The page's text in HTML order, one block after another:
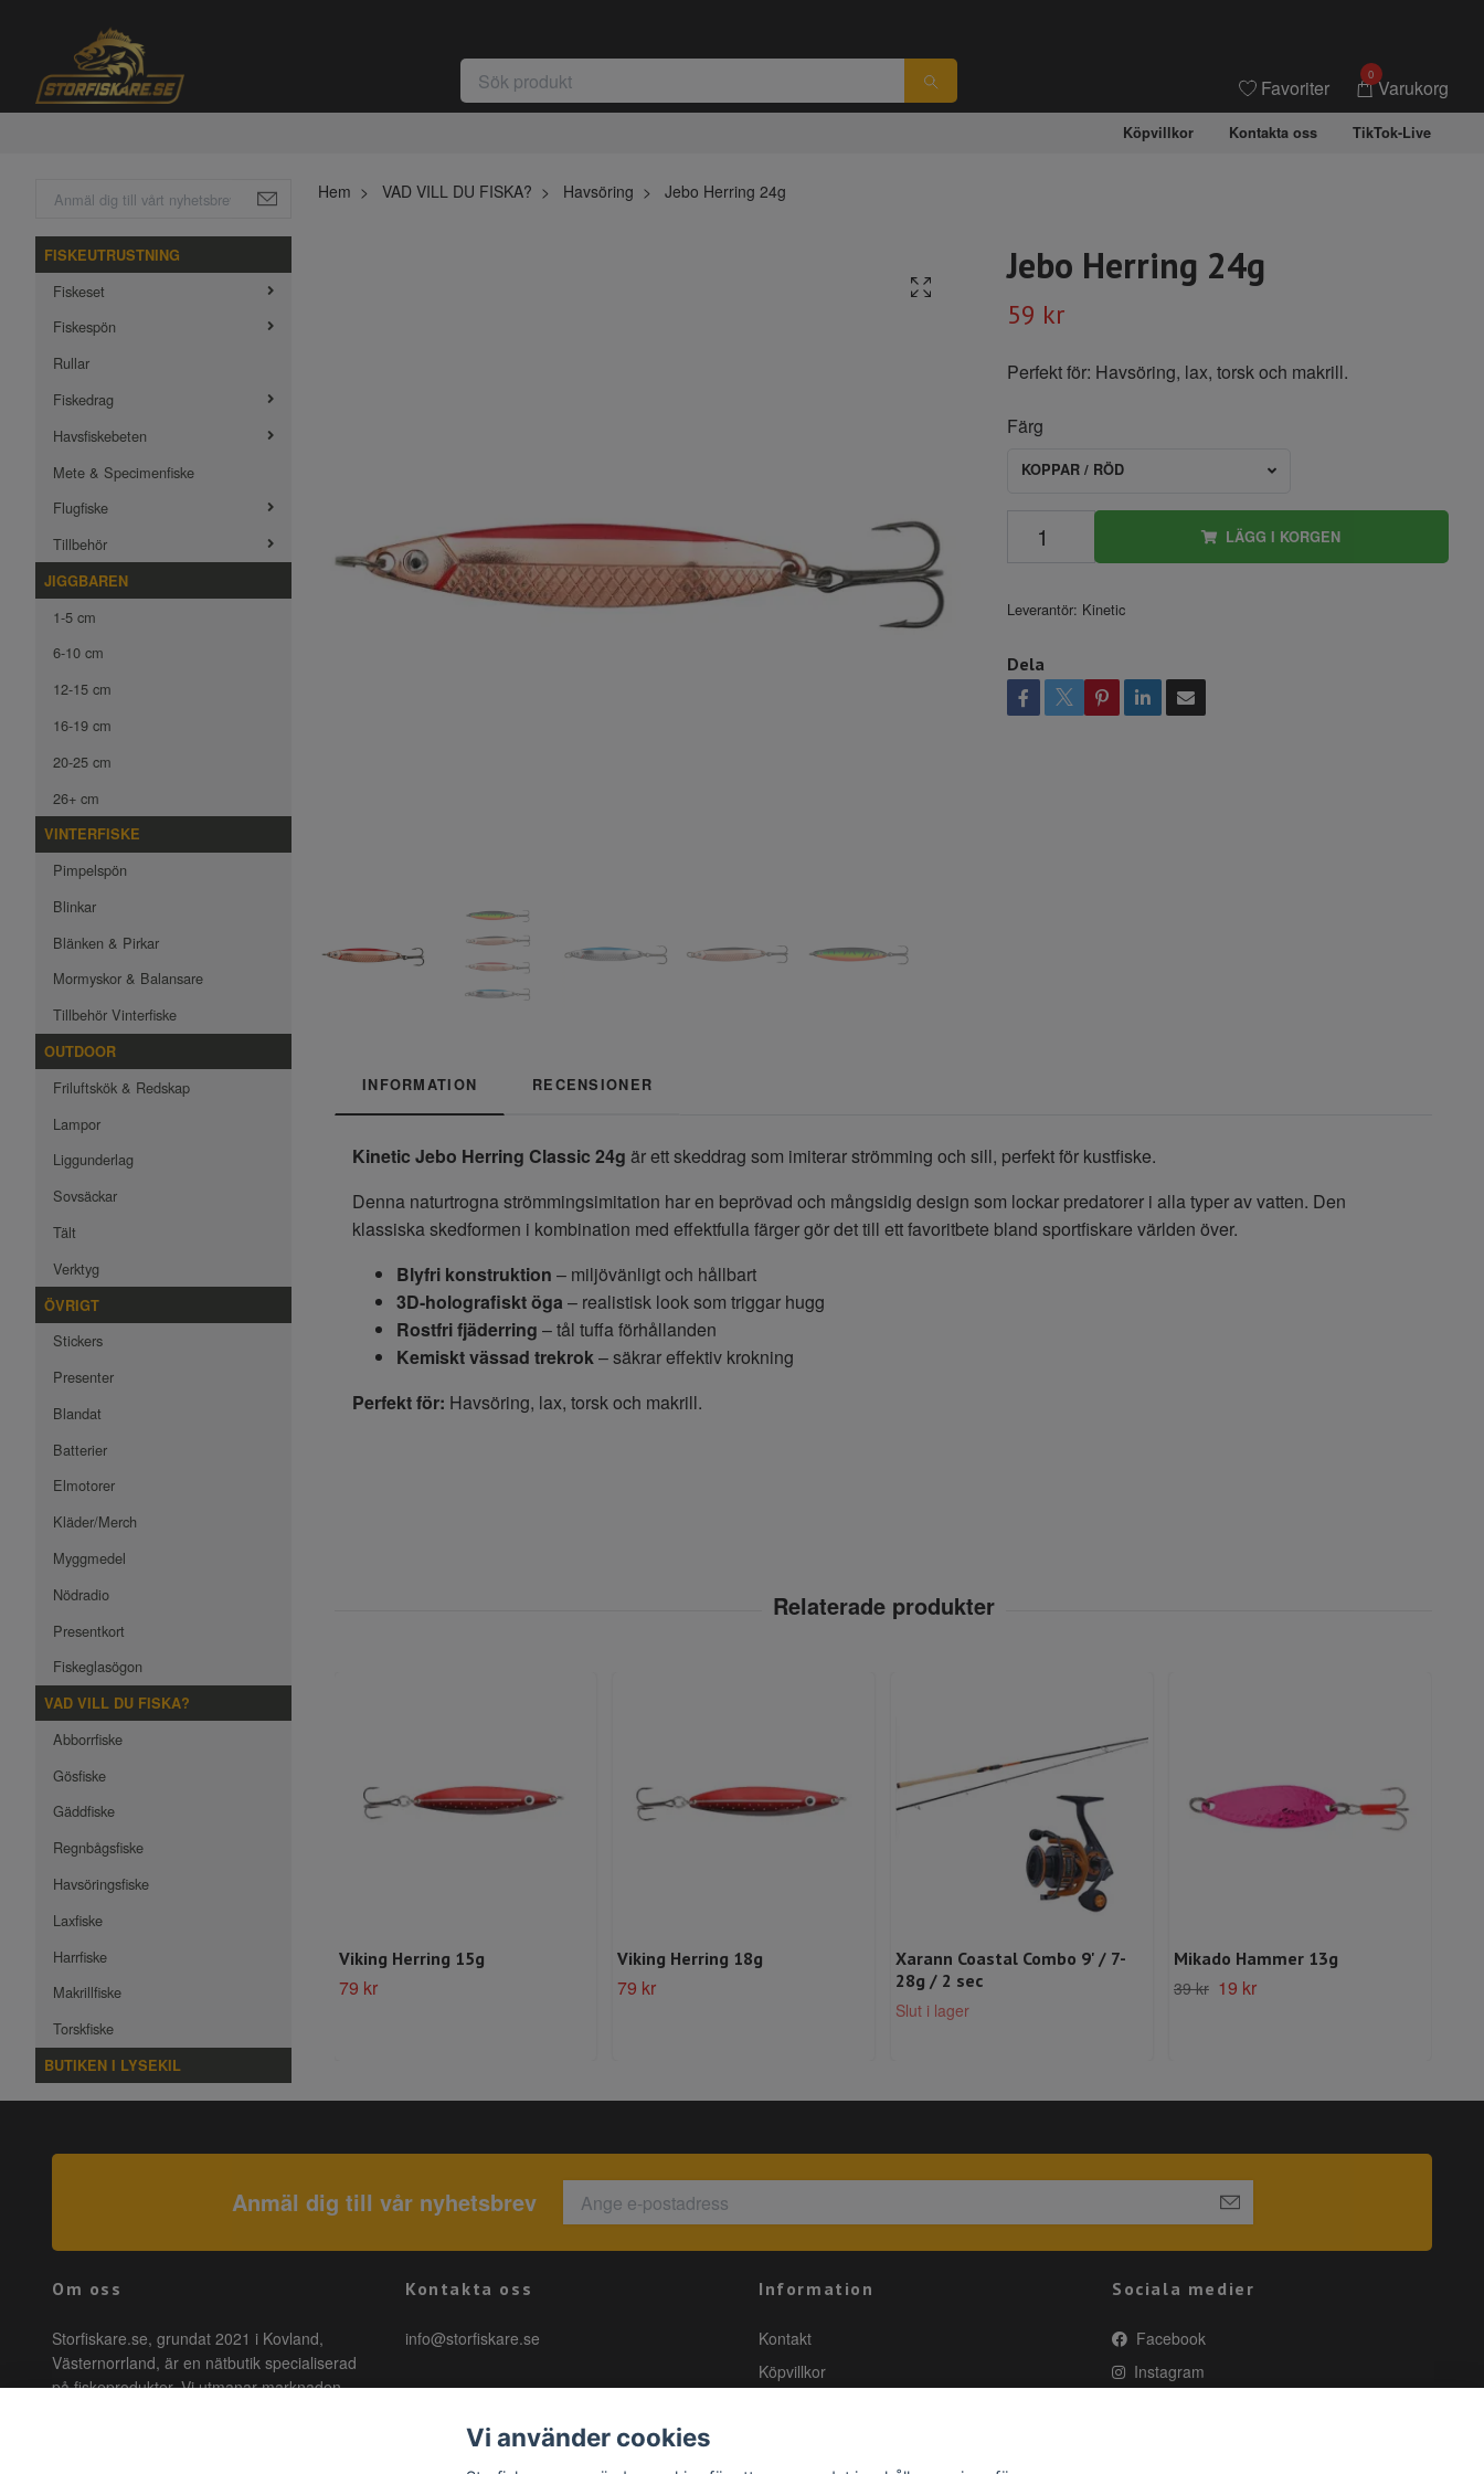
Favoriter
0
Varukorg
Köpvillkor Kontakta oss TikTok-Live
FISKEUTRUSTNING
Fiskeset
Fiskespön
Rullar
Fiskedrag
Havsfiskebeten
Mete & Specimenfiske
Flugfiske
Tillbehör
JIGGBAREN
1-5 cm
6-10 cm
12-15 cm
16-19 cm
20-25 cm
26+ cm
VINTERFISKE
Pimpelspön
Blinkar
Blänken & Pirkar
Mormyskor & Balansare
Tillbehör Vinterfiske
OUTDOOR
Friluftskök & Redskap
Lampor
Liggunderlag
Sovsäckar
Tält
Verktyg
ÖVRIGT
Stickers
Presenter
Blandat
Batterier
Elmotorer
Kläder/Merch
Myggmedel
Nödradio
Presentkort
Fiskeglasögon
VAD VILL DU FISKA?
Abborrfiske
Gösfiske
Gäddfiske
Regnbågsfiske
Havsöringsfiske
Laxfiske
Harrfiske
Makrillfiske
Torskfiske
BUTIKEN I LYSEKIL
Hem VAD VILL DU FISKA? Havsöring Jebo Herring 24g
Jebo Herring 24g
59 kr
Perfekt för: Havsöring, lax, torsk och makrill.
Färg
KOPPAR / RÖD
LÄGG I KORGEN
Leverantör: Kinetic
Dela
INFORMATION RECENSIONER
Kinetic Jebo Herring Classic 24g är ett skeddrag som imiterar strömming och sill, perfekt för kustfiske.
Denna naturtrogna strömmingsimitation har en beprövad och mångsidig design som lockar predatorer i alla typer av vatten. Den
klassiska skedformen i kombination med effektfulla färger gör det till ett favoritbete bland sportfiskare världen över.
Blyfri konstruktion – miljövänligt och hållbart
3D-holografiskt öga – realistisk look som triggar hugg
Rostfri fjäderring – tål tuffa förhållanden
Kemiskt vässad trekrok– säkrar effektiv krokning
Perfekt för: Havsöring, lax, torsk och makrill.
Viking Herring 15g
79 kr
Viking Herring 18g
79 kr
Xarann Coastal Combo 9' / 7-
28g / 2 sec
Slut i lager
Mikado Hammer 13g
39 kr 19 kr
Anmäl dig till vår nyhetsbrev
Om oss
Storfiskare.se, grundat 2021 i Kovland,
Västernorrland, är en nätbutik specialiserad
på fiskeprodukter. Vi utmanar marknaden
Kontakta oss
info@storfiskare.se
Information
Kontakt
Köpvillkor
Sociala medier
Facebook
Instagram
Vi använder cookies